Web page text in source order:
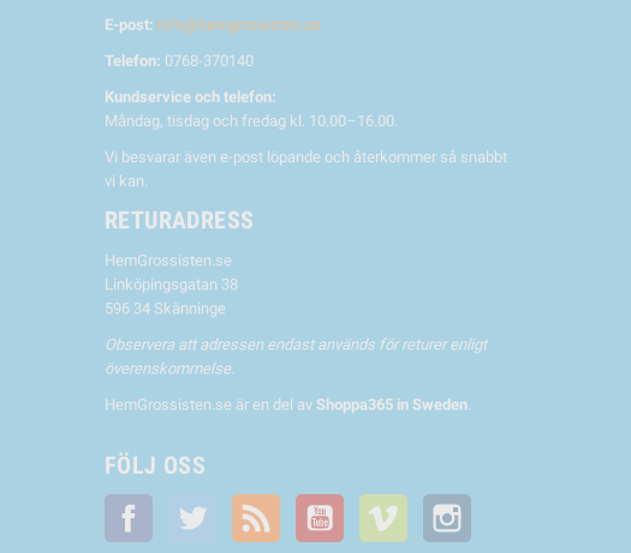
E-post: info@hemgrossisten.se
Telefon: 0768-370140
Kundservice och telefon:
Måndag, tisdag och fredag kl. 10.00–16.00.
Vi besvarar även e-post löpande och återkommer så snabbt
vi kan.
RETURADRESS
HemGrossisten.se
Linköpingsgatan 38
596 34 Skänninge
Observera att adressen endast används för returer enligt
överenskommelse.
HemGrossisten.se är en del av Shoppa365 in Sweden.
FÖLJ OSS
Facebook Twitter RSS YouTube Vimeo